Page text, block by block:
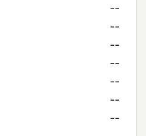
--
--
--
--
--
--
--